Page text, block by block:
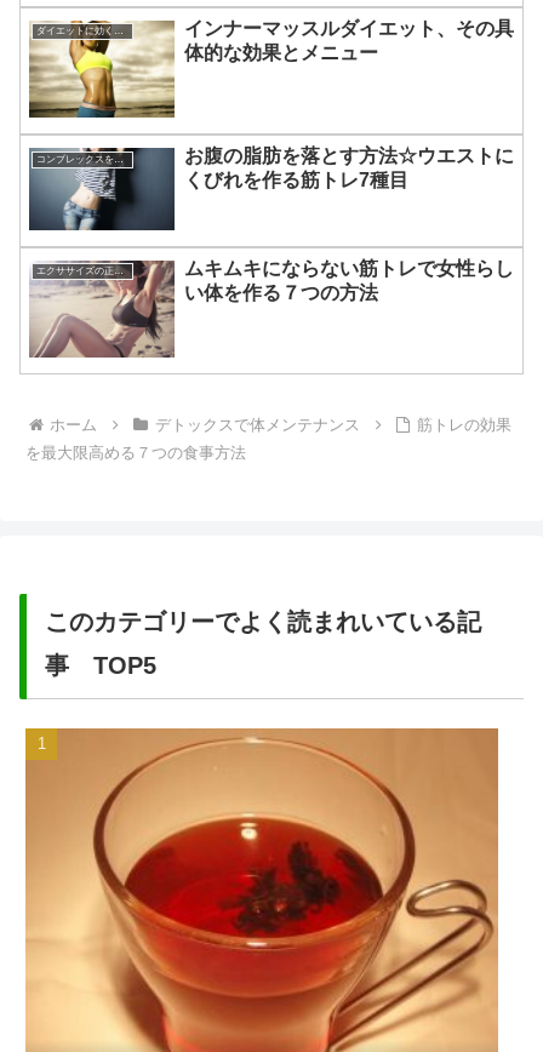
ダイエットに効くレシピ
インナーマッスルダイエット、その具
体的な効果とメニュー
コンプレックスを克服する方法
お腹の脂肪を落とす方法☆ウエストに
くびれを作る筋トレ7種目
エクササイズの正しい知識☆
ムキムキにならない筋トレで女性らし
い体を作る７つの方法
ホーム デトックスで体メンテナンス
筋トレの効果
を最大限高める７つの食事方法
このカテゴリーでよく読まれいている記
事 TOP5